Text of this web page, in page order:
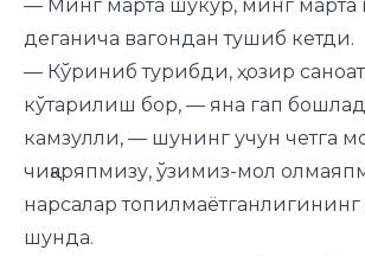
— Минг марта шукур, минг
деганича вагондан тушиб кетди.
— Кўриниб турибди, ҳозир
кўтарилиш бор, — яна гап
камзулли, — шунинг учун четга
чиқаряпмизу, ўзимиз-мол
нарсалар топилмаётганлигининг
шунда.